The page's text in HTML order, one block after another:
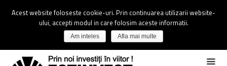
Acest website foloseste cookie-uri. Prin continuarea utilizarii website-
ului, accepti modul in care folosim aceste informatii.
Am inteles Afla mai multe